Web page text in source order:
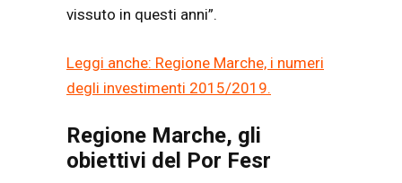
vissuto in questi anni”.
Leggi anche: Regione Marche, i numeri
degli investimenti 2015/2019.
Regione Marche, gli
obiettivi del Por Fesr